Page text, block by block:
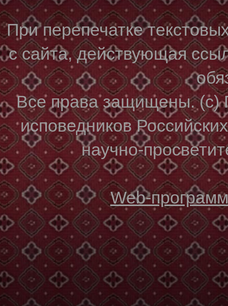
При перепечатке
с сайта, действующая
Все права защищены. (с)
исповедников
научно-
Web-